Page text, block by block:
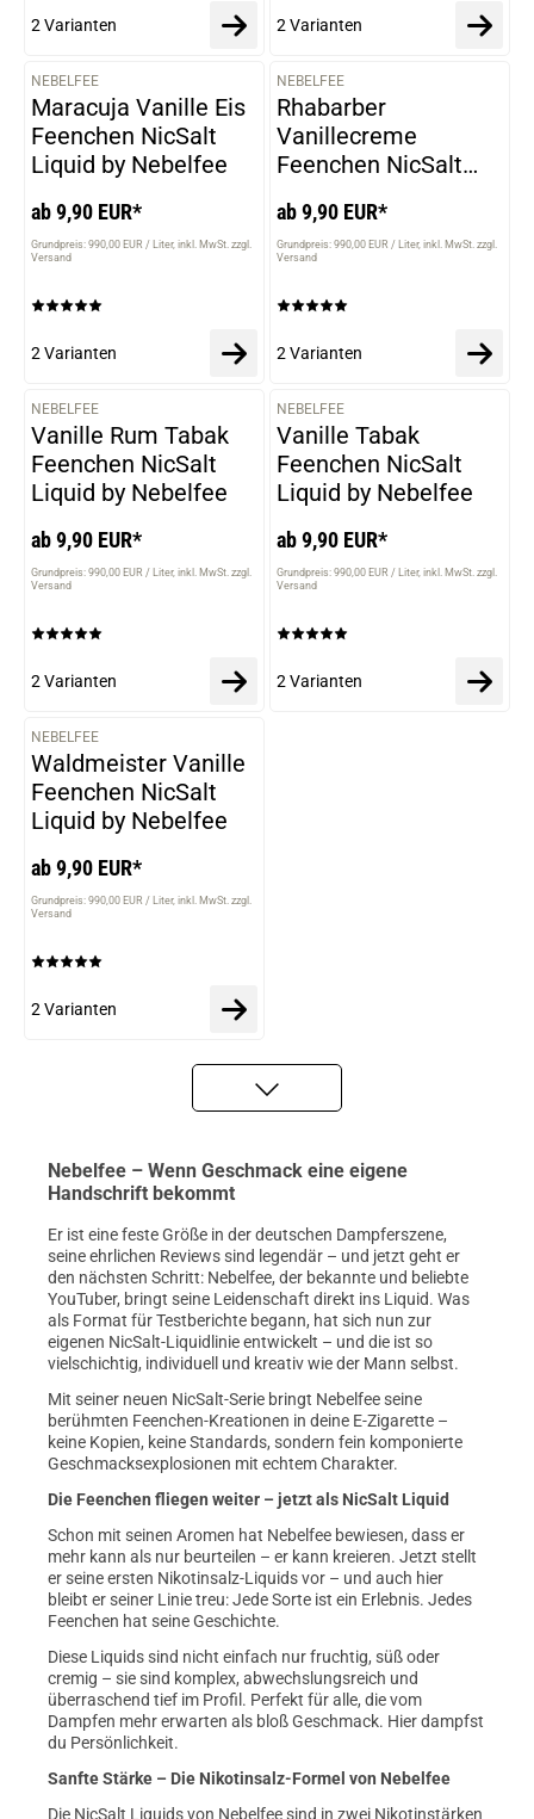
2 Varianten 2 Varianten
VARIANTEN
NEBELFEE
Maracuja Vanille Eis
Feenchen NicSalt
Liquid by Nebelfee
ab 9,90 EUR*
Grundpreis: 990,00 EUR / Liter inkl. MwSt. zzgl.
Versand
2 Varianten
NEBELFEE
Rhabarber
Vanillecreme
Feenchen NicSalt
ab 9,90 EUR*
Grundpreis: 990,00 EUR / Liter inkl. MwSt. zzgl.
Versand
2 Varianten
VARIANTEN
NEBELFEE
Vanille Rum Tabak
Feenchen NicSalt
Liquid by Nebelfee
ab 9,90 EUR*
Grundpreis: 990,00 EUR / Liter inkl. MwSt. zzgl.
Versand
2 Varianten
NEBELFEE
Vanille Tabak
Feenchen NicSalt
Liquid by Nebelfee
ab 9,90 EUR*
Grundpreis: 990,00 EUR / Liter inkl. MwSt. zzgl.
Versand
2 Varianten
VARIANTEN
NEBELFEE
Waldmeister Vanille
Feenchen NicSalt
Liquid by Nebelfee
ab 9,90 EUR*
Grundpreis: 990,00 EUR / Liter inkl. MwSt. zzgl.
Versand
2 Varianten
Nebelfee – Wenn Geschmack eine eigene
Handschrift bekommt
Er ist eine feste Größe in der deutschen Dampferszene,
seine ehrlichen Reviews sind legendär – und jetzt geht er
den nächsten Schritt: Nebelfee, der bekannte und beliebte
YouTuber, bringt seine Leidenschaft direkt ins Liquid. Was
als Format für Testberichte begann, hat sich nun zur
eigenen NicSalt-Liquidlinie entwickelt – und die ist so
vielschichtig, individuell und kreativ wie der Mann selbst.
Mit seiner neuen NicSalt-Serie bringt Nebelfee seine
berühmten Feenchen-Kreationen in deine E-Zigarette –
keine Kopien, keine Standards, sondern fein komponierte
Geschmacksexplosionen mit echtem Charakter.
Die Feenchen fliegen weiter – jetzt als NicSalt Liquid
Schon mit seinen Aromen hat Nebelfee bewiesen, dass er
mehr kann als nur beurteilen – er kann kreieren. Jetzt stellt
er seine ersten Nikotinsalz-Liquids vor – und auch hier
bleibt er seiner Linie treu: Jede Sorte ist ein Erlebnis. Jedes
Feenchen hat seine Geschichte.
Diese Liquids sind nicht einfach nur fruchtig, süß oder
cremig – sie sind komplex, abwechslungsreich und
überraschend tief im Profil. Perfekt für alle, die vom
Dampfen mehr erwarten als bloß Geschmack. Hier dampfst
du Persönlichkeit.
Sanfte Stärke – Die Nikotinsalz-Formel von Nebelfee
Die NicSalt Liquids von Nebelfee sind in zwei Nikotinstärken